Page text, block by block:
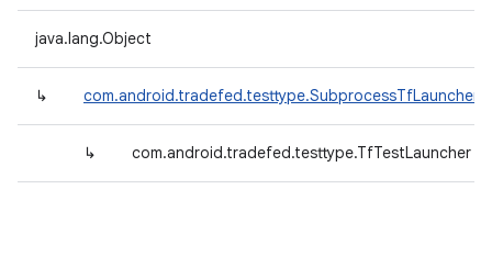
java.lang.Object
↳ com.android.tradefed.testtype.SubprocessTfLauncher
↳ com.android.tradefed.testtype.TfTestLauncher